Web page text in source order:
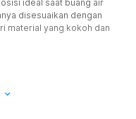
ideal saat buang air
disesuaikan dengan
material yang kokoh dan